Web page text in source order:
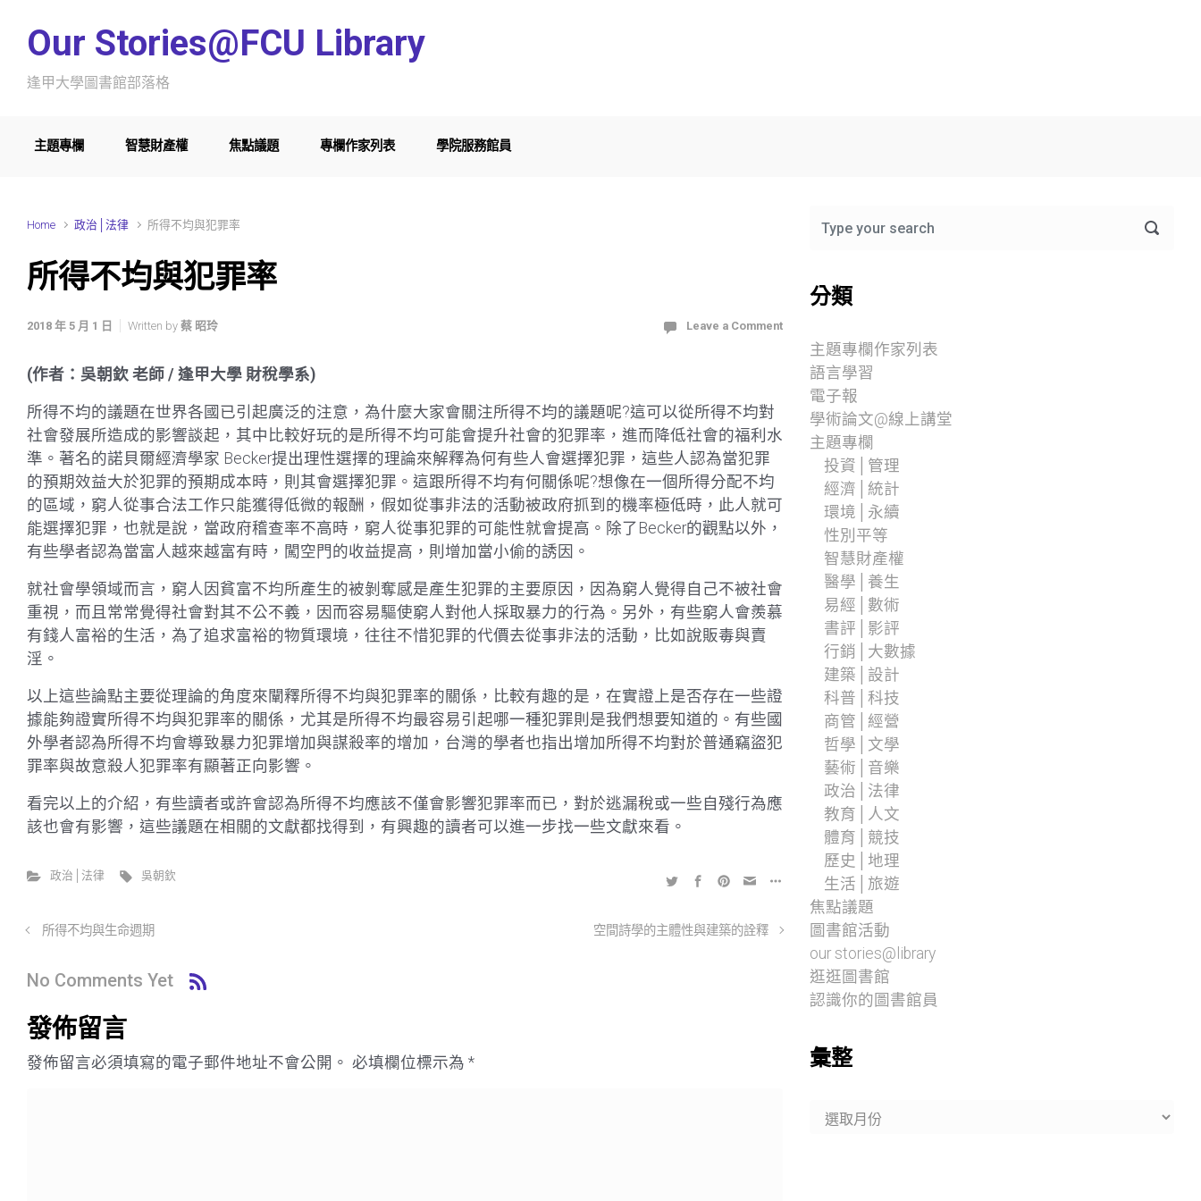
Our Stories@FCU Library
逢甲大學圖書館部落格
主題專欄 智慧財產權 焦點議題 專欄作家列表 學院服務館員
Home 政治│法律 所得不均與犯罪率
所得不均與犯罪率
2018 年 5 月 1 日 Written by 蔡 昭玲 Leave a Comment
(作者：吳朝欽 老師 / 逢甲大學 財稅學系)
所得不均的議題在世界各國已引起廣泛的注意，為什麼大家會關注所得不均的議題呢?這可以從所得不均對
社會發展所造成的影響談起，其中比較好玩的是所得不均可能會提升社會的犯罪率，進而降低社會的福利水
準。著名的諾貝爾經濟學家 Becker提出理性選擇的理論來解釋為何有些人會選擇犯罪，這些人認為當犯罪
的預期效益大於犯罪的預期成本時，則其會選擇犯罪。這跟所得不均有何關係呢?想像在一個所得分配不均
的區域，窮人從事合法工作只能獲得低微的報酬，假如從事非法的活動被政府抓到的機率極低時，此人就可
能選擇犯罪，也就是說，當政府稽查率不高時，窮人從事犯罪的可能性就會提高。除了Becker的觀點以外，
有些學者認為當富人越來越富有時，闖空門的收益提高，則增加當小偷的誘因。
就社會學領域而言，窮人因貧富不均所產生的被剝奪感是產生犯罪的主要原因，因為窮人覺得自己不被社會
重視，而且常常覺得社會對其不公不義，因而容易驅使窮人對他人採取暴力的行為。另外，有些窮人會羨慕
有錢人富裕的生活，為了追求富裕的物質環境，往往不惜犯罪的代價去從事非法的活動，比如說販毒與賣
淫。
以上這些論點主要從理論的角度來闡釋所得不均與犯罪率的關係，比較有趣的是，在實證上是否存在一些證
據能夠證實所得不均與犯罪率的關係，尤其是所得不均最容易引起哪一種犯罪則是我們想要知道的。有些國
外學者認為所得不均會導致暴力犯罪增加與謀殺率的增加，台灣的學者也指出增加所得不均對於普通竊盜犯
罪率與故意殺人犯罪率有顯著正向影響。
看完以上的介紹，有些讀者或許會認為所得不均應該不僅會影響犯罪率而已，對於逃漏稅或一些自殘行為應
該也會有影響，這些議題在相關的文獻都找得到，有興趣的讀者可以進一步找一些文獻來看。
政治│法律 吳朝欽
所得不均與生命週期 空間詩學的主體性與建築的詮釋
No Comments Yet
發佈留言
發佈留言必須填寫的電子郵件地址不會公開。 必填欄位標示為 *
分類
主題專欄作家列表
語言學習
電子報
學術論文@線上講堂
主題專欄
投資│管理
經濟│統計
環境│永續
性別平等
智慧財產權
醫學│養生
易經│數術
書評│影評
行銷│大數據
建築│設計
科普│科技
商管│經營
哲學│文學
藝術│音樂
政治│法律
教育│人文
體育│競技
歷史│地理
生活│旅遊
焦點議題
圖書館活動
our stories@library
逛逛圖書館
認識你的圖書館員
彙整